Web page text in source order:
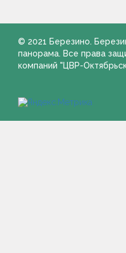
© 2021 Березино.
панорама. Все права
компаний "ЦВР-